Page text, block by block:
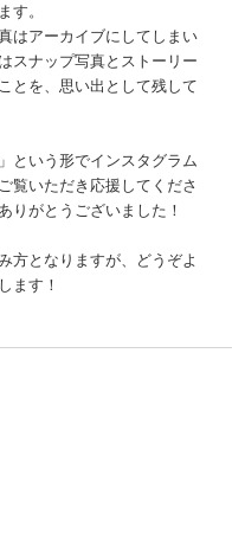
す。
はアーカイブにしてしまい
スナップ写真とストーリー
とを、思い出として残して
という形でインスタグラム
覧いただき応援してくださ
りがとうございました！
方となりますが、どうぞよ
ます！